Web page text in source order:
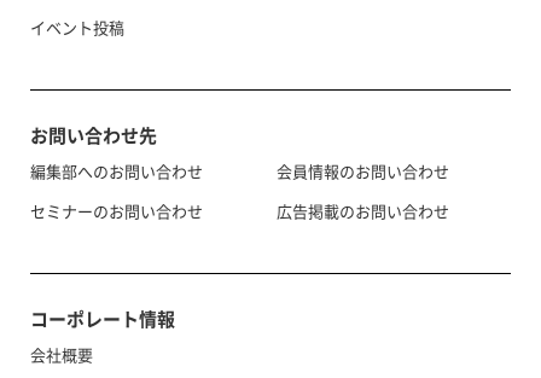
イベント投稿
お問い合わせ先
編集部へのお問い合わせ
セミナーのお問い合わせ
会員情報のお問い合わせ
広告掲載のお問い合わせ
コーポレート情報
会社概要